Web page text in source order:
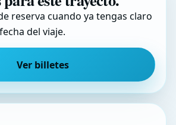
reserva cuando ya tengas claro
del viaje.
Ver billetes